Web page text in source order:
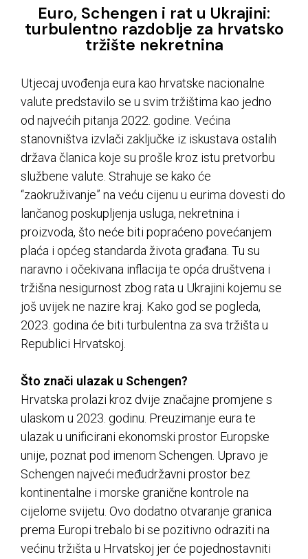
Euro, Schengen i rat u Ukrajini:
turbulentno razdoblje za hrvatsko
tržište nekretnina
Utjecaj uvođenja eura kao hrvatske nacionalne
valute predstavilo se u svim tržištima kao jedno
od najvećih pitanja 2022. godine. Većina
stanovništva izvlači zaključke iz iskustava ostalih
država članica koje su prošle kroz istu pretvorbu
službene valute. Strahuje se kako će
“zaokruživanje” na veću cijenu u eurima dovesti do
lančanog poskupljenja usluga, nekretnina i
proizvoda, što neće biti popraćeno povećanjem
plaća i općeg standarda života građana. Tu su
naravno i očekivana inflacija te opća društvena i
tržišna nesigurnost zbog rata u Ukrajini kojemu se
još uvijek ne nazire kraj. Kako god se pogleda,
2023. godina će biti turbulentna za sva tržišta u
Republici Hrvatskoj.
Što znači ulazak u Schengen?
Hrvatska prolazi kroz dvije značajne promjene s
ulaskom u 2023. godinu. Preuzimanje eura te
ulazak u unificirani ekonomski prostor Europske
unije, poznat pod imenom Schengen. Upravo je
Schengen najveći međudržavni prostor bez
kontinentalne i morske granične kontrole na
cijelome svijetu. Ovo dodatno otvaranje granica
prema Europi trebalo bi se pozitivno odraziti na
većinu tržišta u Hrvatskoj jer će pojednostavniti